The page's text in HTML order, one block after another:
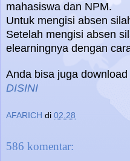
mahasiswa dan NPM.
Untuk mengisi absen
Setelah mengisi absen
elearningnya dengan
Anda bisa juga
DISINI
AFARICH di 02.28
586 komentar: